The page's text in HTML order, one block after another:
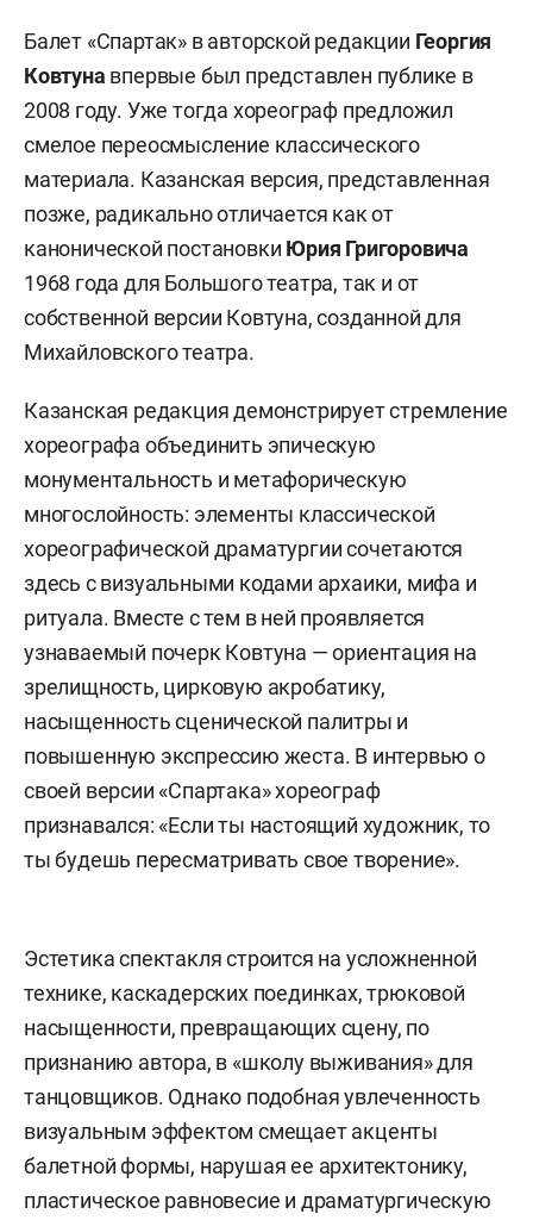
Балет «Спартак» в авторской редакции Георгия
Ковтуна впервые был представлен публике в
2008 году. Уже тогда хореограф предложил
смелое переосмысление классического
материала. Казанская версия, представленная
позже, радикально отличается как от
канонической постановки Юрия Григоровича
1968 года для Большого театра, так и от
собственной версии Ковтуна, созданной для
Михайловского театра.
Казанская редакция демонстрирует стремление
хореографа объединить эпическую
монументальность и метафорическую
многослойность: элементы классической
хореографической драматургии сочетаются
здесь с визуальными кодами архаики, мифа и
ритуала. Вместе с тем в ней проявляется
узнаваемый почерк Ковтуна — ориентация на
зрелищность, цирковую акробатику,
насыщенность сценической палитры и
повышенную экспрессию жеста. В интервью о
своей версии «Спартака» хореограф
признавался: «Если ты настоящий художник, то
ты будешь пересматривать свое творение».
Эстетика спектакля строится на усложненной
технике, каскадерских поединках, трюковой
насыщенности, превращающих сцену, по
признанию автора, в «школу выживания» для
танцовщиков. Однако подобная увлеченность
визуальным эффектом смещает акценты
балетной формы, нарушая ее архитектонику,
пластическое равновесие и драматургическую